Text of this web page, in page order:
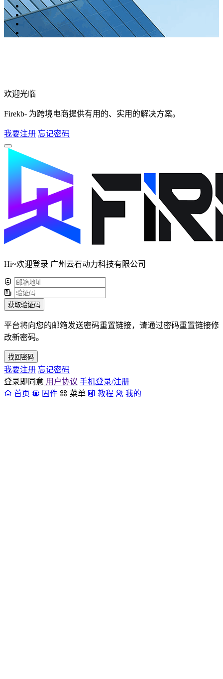
欢迎光临
Firekb- 为跨境电商提供有用的、实用的解决方案。
我要注册 忘记密码
Hi~欢迎登录 广州云石动力科技有限公司
获取验证码
平台将向您的邮箱发送密码重置链接，请通过密码重置链接修
改新密码。
找回密码
我要注册 忘记密码
登录即同意 用户协议 手机登录/注册
首页
固件 菜单 教程 我的